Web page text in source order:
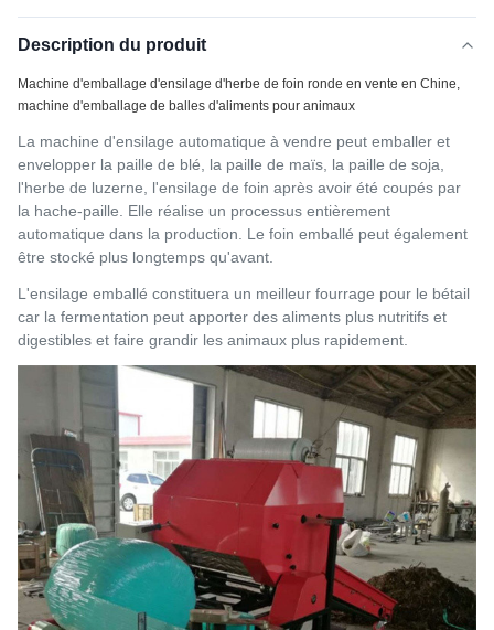
Description du produit
Machine d'emballage d'ensilage d'herbe de foin ronde en vente en Chine,
machine d'emballage de balles d'aliments pour animaux
La machine d'ensilage automatique à vendre peut emballer et
envelopper la paille de blé, la paille de maïs, la paille de soja,
l'herbe de luzerne, l'ensilage de foin après avoir été coupés par
la hache-paille. Elle réalise un processus entièrement
automatique dans la production. Le foin emballé peut également
être stocké plus longtemps qu'avant.
L'ensilage emballé constituera un meilleur fourrage pour le bétail
car la fermentation peut apporter des aliments plus nutritifs et
digestibles et faire grandir les animaux plus rapidement.